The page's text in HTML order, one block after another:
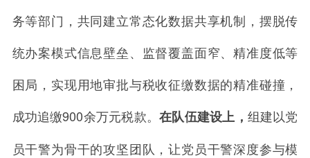
务等部门，共同建立常态化数据共享机制，摆脱传
统办案模式信息壁垒、监督覆盖面窄、精准度低等
困局，实现用地审批与税收征缴数据的精准碰撞，
成功追缴900余万元税款。在队伍建设上， 组建以党
员干警为骨干的攻坚团队，让党员干警深度参与模